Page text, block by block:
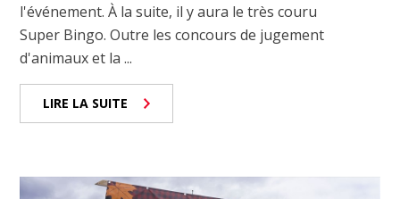
l'événement. À la suite, il y aura le très couru
Super Bingo. Outre les concours de jugement
d'animaux et la ...
LIRE LA SUITE